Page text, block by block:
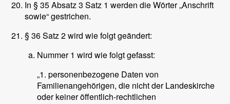
In § 35 Absatz 3 Satz 1 werden die Wörter „Anschrift
sowie“ gestrichen.
§ 36 Satz 2 wird wie folgt geändert:
Nummer 1 wird wie folgt gefasst:
„1. personenbezogene Daten von
Familienangehörigen, die nicht der Landeskirche
oder keiner öffentlich-rechtlichen